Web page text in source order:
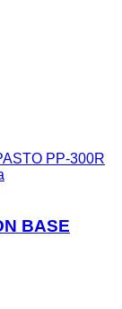
PP-300R
BASE